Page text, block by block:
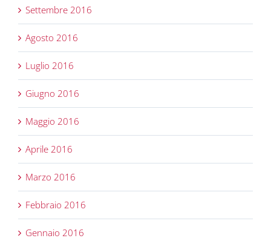
Settembre 2016
Agosto 2016
Luglio 2016
Giugno 2016
Maggio 2016
Aprile 2016
Marzo 2016
Febbraio 2016
Gennaio 2016